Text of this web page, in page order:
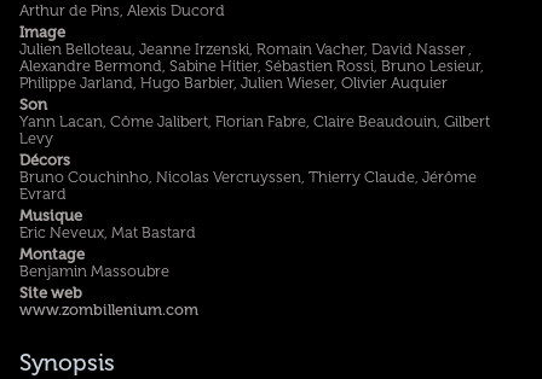
Arthur de Pins, Alexis Ducord
Image
Julien Belloteau, Jeanne Irzenski, Romain Vacher, David Nasser ,
Alexandre Bermond, Sabine Hitier, Sébastien Rossi, Bruno Lesieur,
Philippe Jarland, Hugo Barbier, Julien Wieser, Olivier Auquier
Son
Yann Lacan, Côme Jalibert, Florian Fabre, Claire Beaudouin, Gilbert
Levy
Décors
Bruno Couchinho, Nicolas Vercruyssen, Thierry Claude, Jérôme
Evrard
Musique
Eric Neveux, Mat Bastard
Montage
Benjamin Massoubre
Site web
www.zombillenium.com
Synopsis